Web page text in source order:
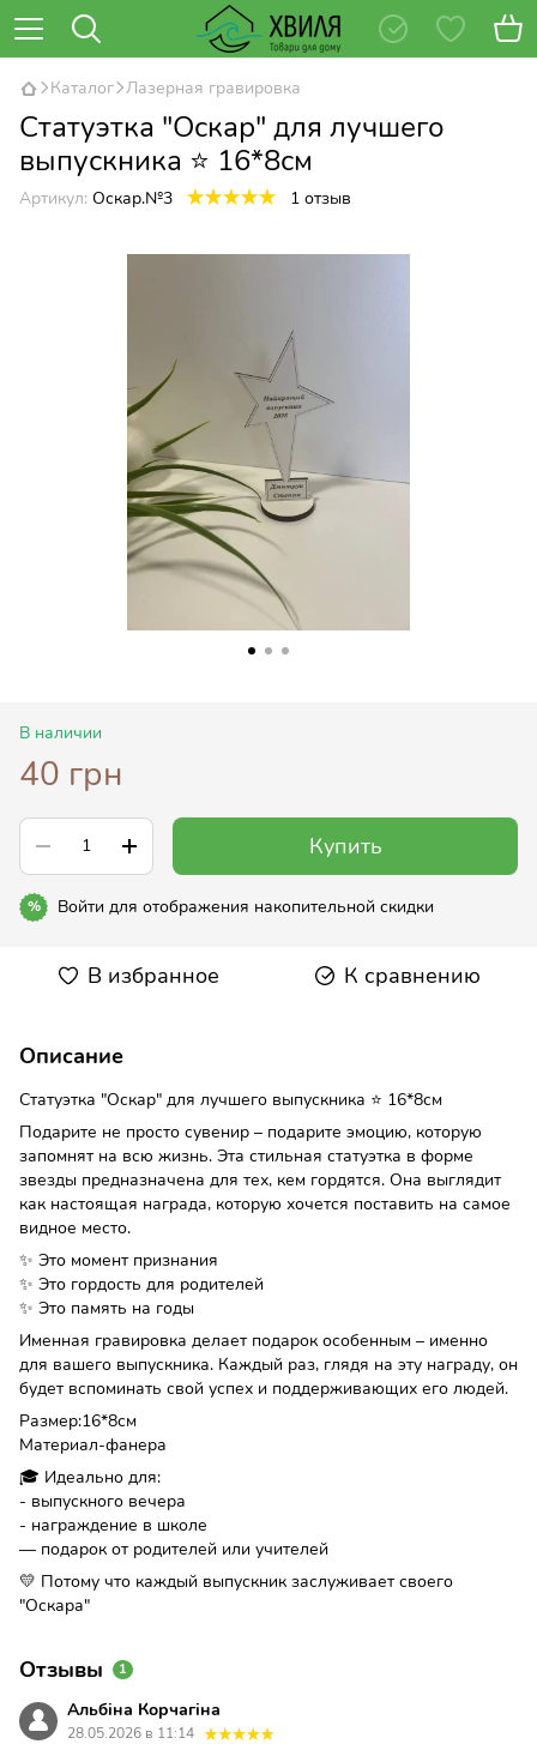
Каталог Лазерная гравировка
Статуэтка "Оскар" для лучшего
выпускника ⭐ 16*8см
Артикул: Оскар.№3 1 отзыв
В наличии
40 грн
Купить
% Войти для отображения накопительной скидки
В избранное К сравнению
Описание
Статуэтка "Оскар" для лучшего выпускника ⭐ 16*8см
Подарите не просто сувенир – подарите эмоцию, которую
запомнят на всю жизнь. Эта стильная статуэтка в форме
звезды предназначена для тех, кем гордятся. Она выглядит
как настоящая награда, которую хочется поставить на самое
видное место.
✨ Это момент признания
✨ Это гордость для родителей
✨ Это память на годы
Именная гравировка делает подарок особенным – именно
для вашего выпускника. Каждый раз, глядя на эту награду, он
будет вспоминать свой успех и поддерживающих его людей.
Размер:16*8см
Материал-фанера
🎓 Идеально для:
- выпускного вечера
- награждение в школе
— подарок от родителей или учителей
💛 Потому что каждый выпускник заслуживает своего
"Оскара"
Отзывы 1
Альбіна Корчагіна
28.05.2026 в 11:14